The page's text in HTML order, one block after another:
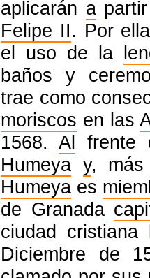
aplicarán apartir
Felipe II. Por
el uso de la
baños y
trae como
moriscos en las
1568. Al frente
Humeya y,
Humeya es
de Gra­nada
ciudad
Diciembre de